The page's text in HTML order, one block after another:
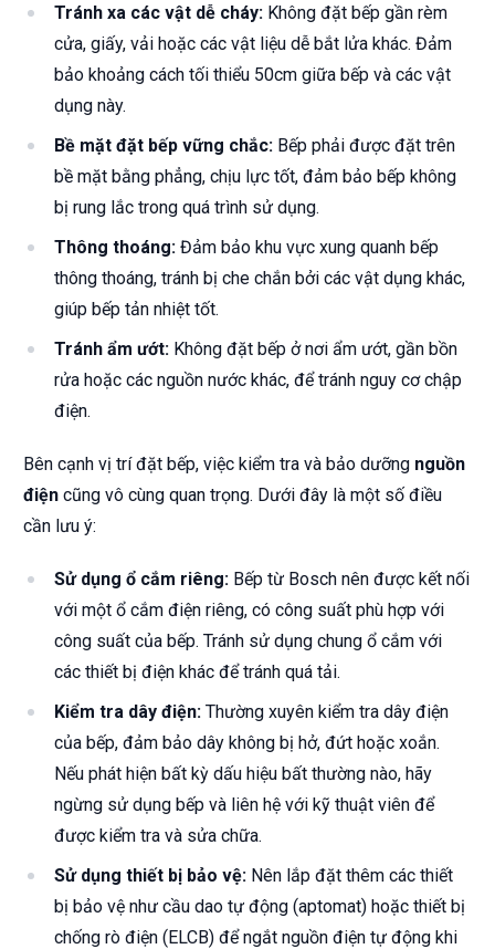
Tránh xa các vật dễ cháy: Không đặt bếp gần rèm
cửa, giấy, vải hoặc các vật liệu dễ bắt lửa khác. Đảm
bảo khoảng cách tối thiểu 50cm giữa bếp và các vật
dụng này.
Bề mặt đặt bếp vững chắc: Bếp phải được đặt trên
bề mặt bằng phẳng, chịu lực tốt, đảm bảo bếp không
bị rung lắc trong quá trình sử dụng.
Thông thoáng: Đảm bảo khu vực xung quanh bếp
thông thoáng, tránh bị che chắn bởi các vật dụng khác,
giúp bếp tản nhiệt tốt.
Tránh ẩm ướt: Không đặt bếp ở nơi ẩm ướt, gần bồn
rửa hoặc các nguồn nước khác, để tránh nguy cơ chập
điện.
Bên cạnh vị trí đặt bếp, việc kiểm tra và bảo dưỡng nguồn
điện cũng vô cùng quan trọng. Dưới đây là một số điều
cần lưu ý:
Sử dụng ổ cắm riêng: Bếp từ Bosch nên được kết nối
với một ổ cắm điện riêng, có công suất phù hợp với
công suất của bếp. Tránh sử dụng chung ổ cắm với
các thiết bị điện khác để tránh quá tải.
Kiểm tra dây điện: Thường xuyên kiểm tra dây điện
của bếp, đảm bảo dây không bị hở, đứt hoặc xoắn.
Nếu phát hiện bất kỳ dấu hiệu bất thường nào, hãy
ngừng sử dụng bếp và liên hệ với kỹ thuật viên để
được kiểm tra và sửa chữa.
Sử dụng thiết bị bảo vệ: Nên lắp đặt thêm các thiết
bị bảo vệ như cầu dao tự động (aptomat) hoặc thiết bị
chống rò điện (ELCB) để ngắt nguồn điện tự động khi